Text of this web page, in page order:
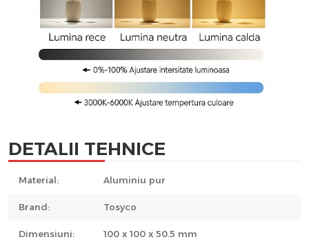
DETALII TEHNICE
Material: Aluminiu pur
Brand: Tosyco
Dimensiuni: 100 x 100 x 50.5 mm